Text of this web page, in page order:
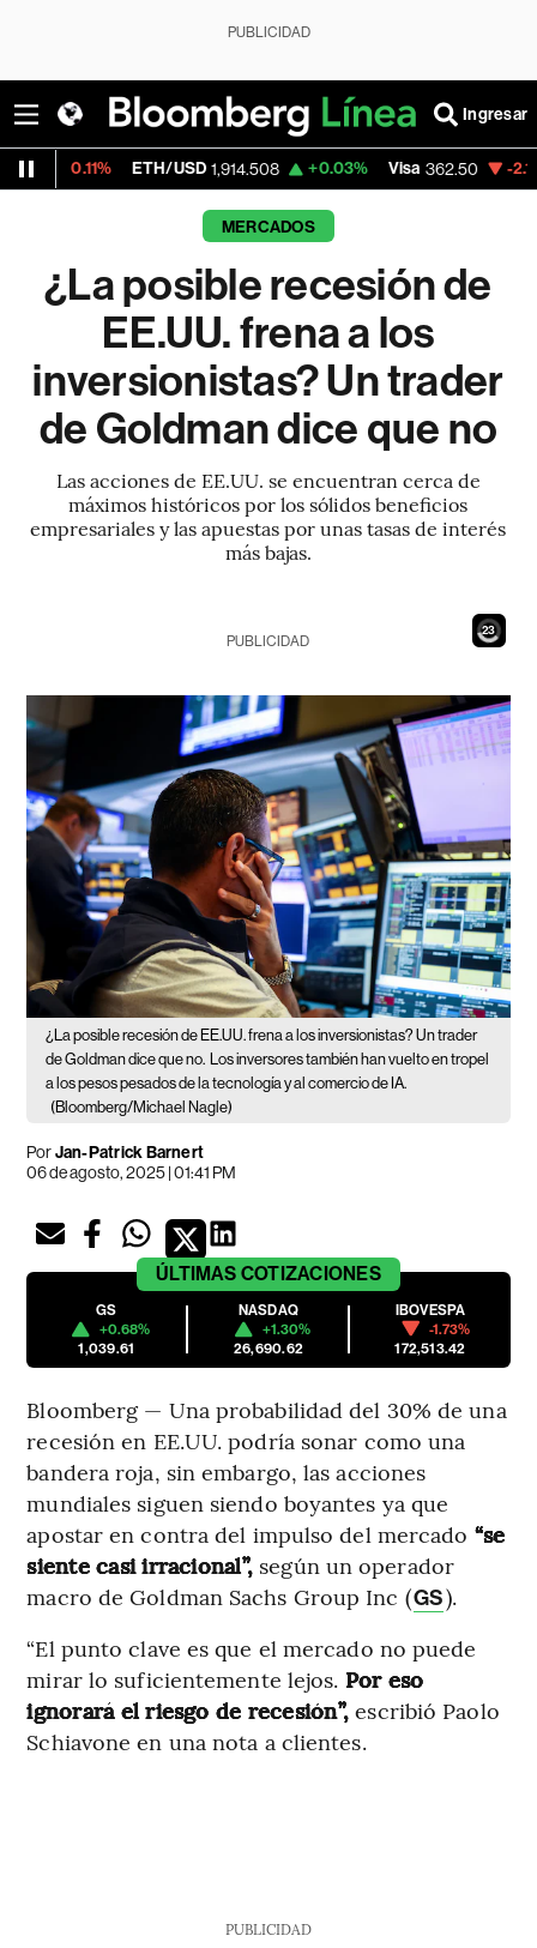
PUBLICIDAD
Ingresar
ETH/USD 1,914.508 +0.03% Visa 362.50 -2.15%
MERCADOS
¿La posible recesión de
EE.UU. frena a los
inversionistas? Un trader
de Goldman dice que no
Las acciones de EE.UU. se encuentran cerca de
máximos históricos por los sólidos beneficios
empresariales y las apuestas por unas tasas de interés
más bajas.
21
PUBLICIDAD
¿La posible recesión de EE.UU. frena a los inversionistas? Un trader
de Goldman dice que no.
Los inversores también han vuelto en tropel
a los pesos pesados de la tecnología y al comercio de IA.
(Bloomberg/Michael Nagle)
PorJan-Patrick Barnert
06 de agosto, 2025 | 01:41 PM
ÚLTIMAS COTIZACIONES
GS
+0.68%
1,039.61
NASDAQ
+1.30%
26,690.62
IBOVESPA
-1.73%
172,513.42
Bloomberg — Una probabilidad del 30% de una
recesión en EE.UU. podría sonar como una
bandera roja, sin embargo, las acciones
mundiales siguen siendo boyantes ya que
apostar en contra del impulso del mercado “se
siente casi irracional”, según un operador
macro de Goldman Sachs Group Inc (GS).
“El punto clave es que el mercado no puede
mirar lo suficientemente lejos. Por eso
ignorará el riesgo de recesión”,escribió Paolo
Schiavone en una nota a clientes.
PUBLICIDAD